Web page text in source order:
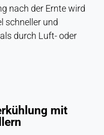
nach der Ernte wird
schneller und
durch Luft- oder
mit